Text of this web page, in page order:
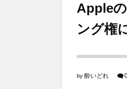
Apple
ング権
by 酔いどれ